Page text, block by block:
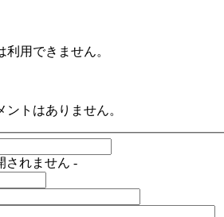
利用できません。
ントはありません。
されません -